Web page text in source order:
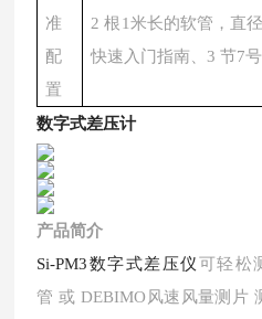
准
配
置
2 根1米长的软管，直径
快速入门指南、3 节7
数字式差压计
产品简介
Si-PM3数字式差压仪可轻松
管 或DEBIMO风速风量测片